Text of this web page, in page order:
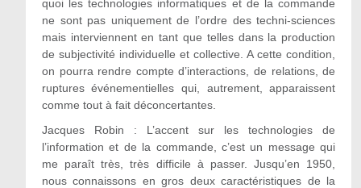
quoi les technologies informatiques et de la commande
ne sont pas uniquement de l’ordre des techni-sciences
mais interviennent en tant que telles dans la production
de subjectivité individuelle et collective. A cette condition,
on pourra rendre compte d’interactions, de relations, de
ruptures événementielles qui, autrement, apparaissent
comme tout à fait déconcertantes.
Jacques Robin : L’accent sur les technologies de
l’information et de la commande, c’est un message qui
me paraît très, très difficile à passer. Jusqu’en 1950,
nous connaissons en gros deux caractéristiques de la